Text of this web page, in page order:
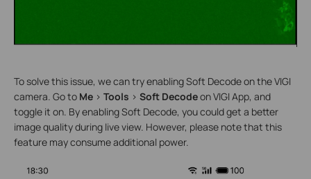
To solve this issue, we can try enabling Soft Decode on the VIGI
camera. Go to Me > Tools > Soft Decodeon VIGI App, and
toggle it on. By enabling Soft Decode, you could get a better
image quality during live view. However, please note that this
feature may consume additional power.